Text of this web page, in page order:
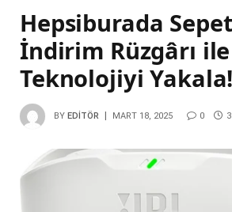
Hepsiburada
İndirim Rüzgârı ile
Teknolojiyi Yakala!
BY EDITÖR MART 18, 2025 0